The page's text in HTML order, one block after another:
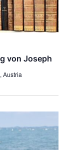
von Joseph
Austria